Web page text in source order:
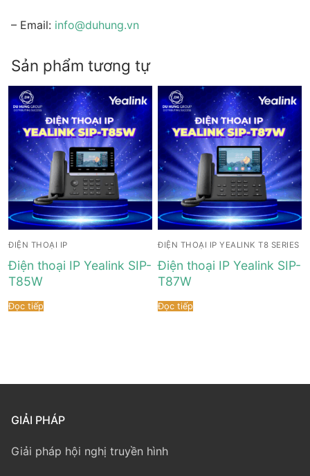
– Email: info@duhung.vn
Sản phẩm tương tự
ĐIỆN THOẠI IP
Điện thoại IP Yealink SIP-
T85W
Đọc tiếp
ĐIỆN THOẠI IP YEALINK T8 SERIES
Điện thoại IP Yealink SIP-
T87W
Đọc tiếp
GIẢI PHÁP
Giải pháp hội nghị truyền hình